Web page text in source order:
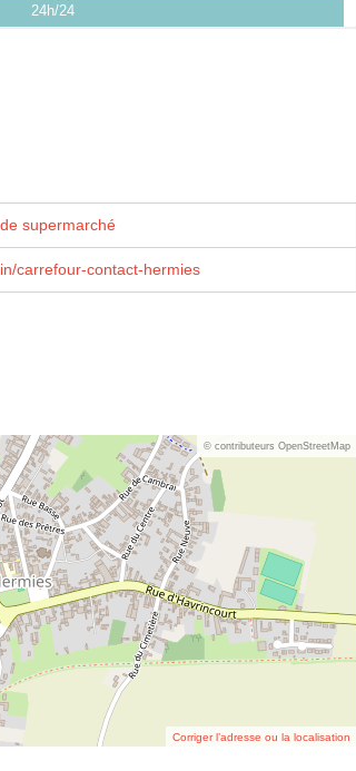
24h/24
supermarché
carrefour-contact-hermies
© contributeurs OpenStreetMap
Corriger l’adresse ou la localisation